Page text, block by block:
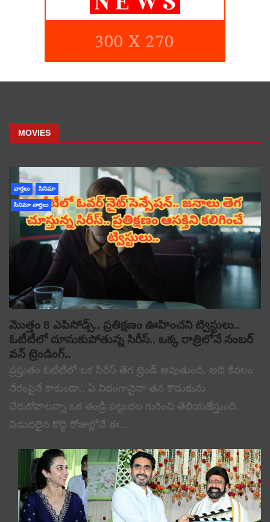
MOVIES
వార్తలు సినిమా
సినిమా వార్తలు
మొత్తం 8 ఎపిసోడ్స్.. ప్రతిక్షణం ఊహించని ట్విస్టులు..
ఓటీటీలో దూసుకుపోతున్న సిరీస్.. ఒక్క రాత్రిలోనే నంబర్
వన్ ట్రెండింగ్..
ప్రస్తుతం ఓటీటీలో ఒక సిరీస్ తెగ ట్రెండ్ అవుతుంది. అది కేవలం
నేరంపైనే కాకుండా.. ఏ విధంగానైనా తన కొడుకును
చేరుకోవాలన్నా ఒక తండ్రి పట్టుదల గురించి తెలియజేస్తుంది.
విడుదలైన కొద్ది రోజుల్లోనే ఈ…